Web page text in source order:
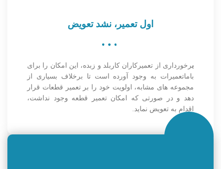
اول تعمیر، نشد تعویض
برخورداری از تعمیرکاران کاربلد و زبده، این امکان را برای
باماتعمیرات به وجود آورده است تا برخلاف بسیاری از
مجموعه های مشابه، اولویت خود را بر تعمیر قطعات قرار
دهد و در صورتی که امکان تعمیر قطعه وجود نداشت،
اقدام به تعویض نماید.